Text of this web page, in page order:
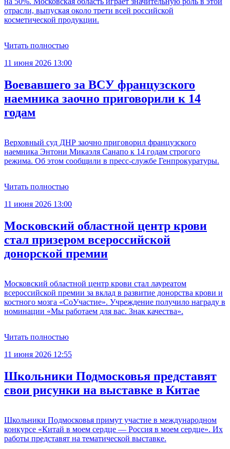
отрасли, выпуская около трети всей российской
косметической продукции.
Читать полностью
11 июня 2026 13:00
Воевавшего за ВСУ французского
наемника заочно приговорили к 14
годам
Верховный суд ДНР заочно приговорил французского
наемника Энтони Микаэля Санапо к 14 годам строгого
режима. Об этом сообщили в пресс-службе Генпрокуратуры.
Читать полностью
11 июня 2026 13:00
Московский областной центр крови
стал призером всероссийской
донорской премии
Московский областной центр крови стал лауреатом
всероссийской премии за вклад в развитие донорства крови и
костного мозга «СоУчастие». Учреждение получило награду в
номинации «Мы работаем для вас. Знак качества».
Читать полностью
11 июня 2026 12:55
Школьники Подмосковья представят
свои рисунки на выставке в Китае
Школьники Подмосковья примут участие в международном
конкурсе «Китай в моем сердце — Россия в моем сердце». Их
работы представят на тематической выставке.